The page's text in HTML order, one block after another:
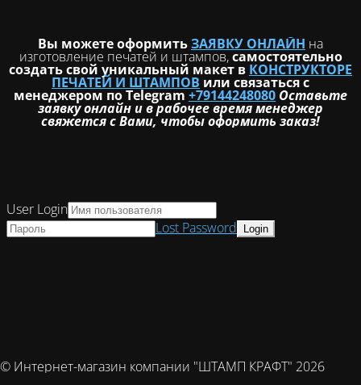
Вы можете оформитьЗАЯВКУ ОНЛАЙН на
изготовление печатей и штампов,самостоятельно
создать свой уникальный макет в КОНСТРУКТОРЕ
ПЕЧАТЕЙ И ШТАМПОВ или связаться с
менеджером по Telegram+79144248080 Оставьте
заявку онлайн и в рабочее время менеджер
свяжется с Вами, чтобы оформить заказ!
© Интернет-магазин компании "ШТАМП КРАФТ" 2026
User Login
Lost Password